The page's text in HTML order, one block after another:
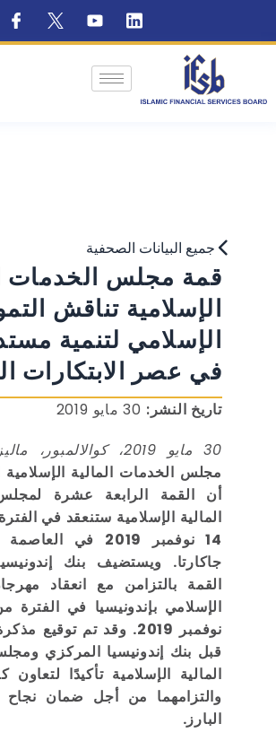
جميع البيانات الصحفية
قمة مجلس الخدمات
الإسلامية تناقش
الإسلامي لتنمية
في عصر الابتكارات
تاريخ النشر: 30 مايو 2019
30 مايو 2019، كوالالمبور، ماليزيا –
مجلس الخدمات المالية
أن القمة الرابعة عشرة
14 نوفمبر 2019 في
جاكارتا. ويستضيف بنك
القمة بالتزامن مع انعقاد
نوفمبر 2019. وقد تم توقيع
قبل بنك إندونيسيا المركزي
المالية الإسلامية تأكيدًا لتعاون
والتزامهما من أجل ضمان نجاح
البارز.